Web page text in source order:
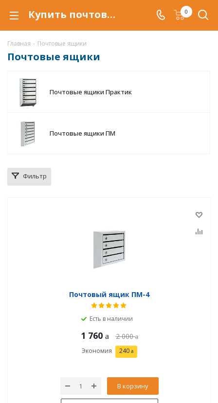
Купить почтовый ящик в подъезд в Самаре. Металлические многосекционные почтовые ящики для подъездов по низкой цене c доставкой. 0
Главная - Почтовые ящики
Почтовые ящики
Почтовые ящики Практик
Почтовые ящики ПМ
Фильтр
Почтовый ящик ПМ-4
Есть в наличии
1 760 2 000
Экономия 240
В корзину